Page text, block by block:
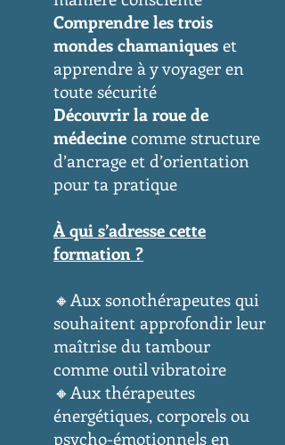
Comprendre les trois
mondes chamaniques et
apprendre à y voyager en
toute sécurité
Découvrir la roue de
médecine comme structure
d’ancrage et d’orientation
pour ta pratique
À qui s’adresse cette
formation ?
🔸Aux sonothérapeutes qui
souhaitent approfondir leur
maîtrise du tambour
comme outil vibratoire
🔸Aux thérapeutes
énergétiques, corporels ou
psycho-émotionnels en